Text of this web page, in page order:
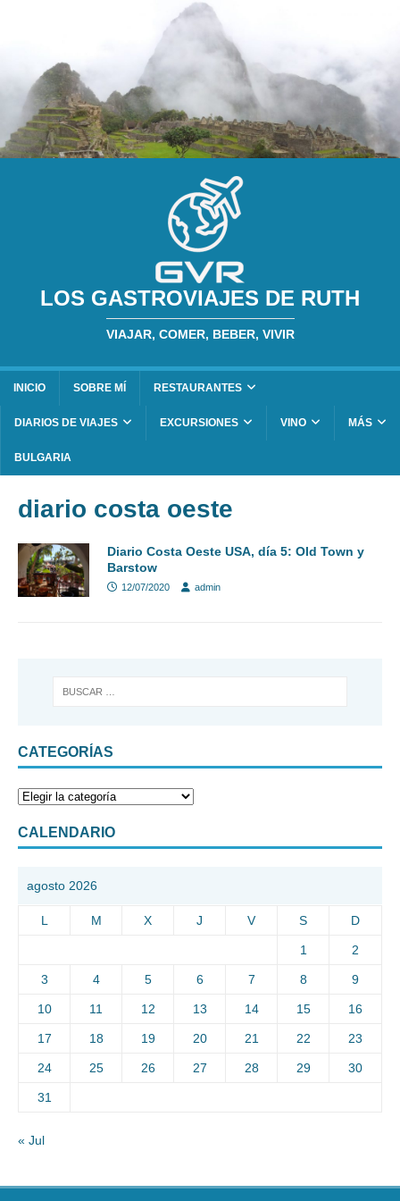
LOS GASTROVIAJES DE RUTH
VIAJAR, COMER, BEBER, VIVIR
INICIO SOBRE MÍ RESTAURANTES
DIARIOS DE VIAJES EXCURSIONES VINO MÁS
BULGARIA
diario costa oeste
Diario Costa Oeste USA, día 5: Old Town y
Barstow
12/07/2020 admin
CATEGORÍAS
CALENDARIO
agosto 2026
L M X J V S D
1 2
3 4 5 6 7 8 9
10 11 12 13 14 15 16
17 18 19 20 21 22 23
24 25 26 27 28 29 30
31
« Jul